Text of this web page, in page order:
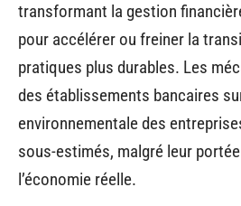
transformant la gestion
pour accélérer ou freiner la
pratiques plus durables. Les
des établissements bancaires
environnementale des
sous-estimés, malgré leur
l’économie réelle.